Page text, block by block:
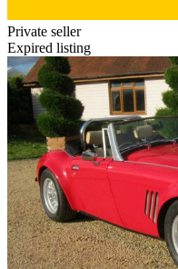
Private seller
Expired listing